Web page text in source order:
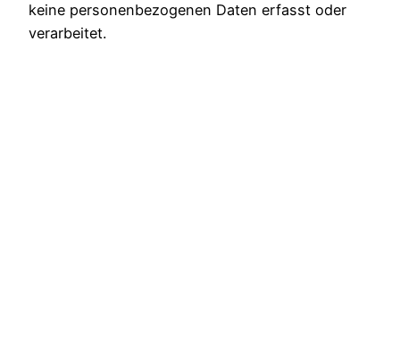
keine personenbezogenen Daten erfasst oder
verarbeitet.